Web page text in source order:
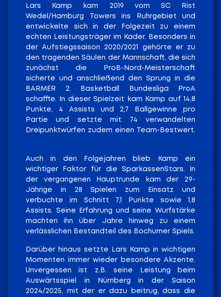
Lars Kamp kam 2019 vom SC Rist
Wedel/Hamburg Towers ins Ruhrgebiet und
entwickelte sich in der Folgezeit zu einem
echten Leistungsträger im Kader. Besonders in
der Aufstiegssaison 2020/2021 gehörte er zu
den tragenden Säulen der Mannschaft, die sich
zunächst die ProB-Nord-Meisterschaft
sicherte und anschließend den Sprung in die
BARMER 2. Basketball Bundesliga ProA
schaffte. In dieser Spielzeit kam Kamp auf 14,8
Punkte, 4 Assists und 2,7 Ballgewinne pro
Partie und setzte mit 74 verwandelten
Dreipunktwürfen zudem einen Team-Bestwert.
Auch in den Folgejahren blieb Kamp ein
wichtiger Faktor für die SparkassenStars. In
der vergangenen Hauptrunde kam der 29-
Jährige in 28 Spielen zum Einsatz und
verbuchte im Schnitt 7,1 Punkte sowie 1,8
Assists. Seine Erfahrung und seine Wurfstärke
machten ihn über Jahre hinweg zu einem
verlässlichen Bestandteil des Bochumer Spiels.
Darüber hinaus setzte Lars Kamp in wichtigen
Momenten immer wieder besondere Akzente.
Unvergessen ist z.B. seine Leistung beim
Auswärtsspiel in Nürnberg in der Saison
2024/2025, mit der er dazu beitrug, dass die